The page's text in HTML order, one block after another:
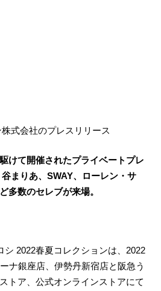
式会社のプレスリリース
けて開催されたプライベートプレ
まりあ、SWAY、ローレン・サ
多数のセレブが来場。
シ 2022春夏コレクションは、2022
ナ銀座店、伊勢丹新宿店と阪急う
トア、公式オンラインストアにて